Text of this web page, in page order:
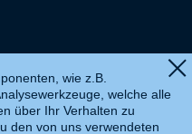
wie z.B.
welche alle
über Ihr Verhalten zu
den von uns verwendeten